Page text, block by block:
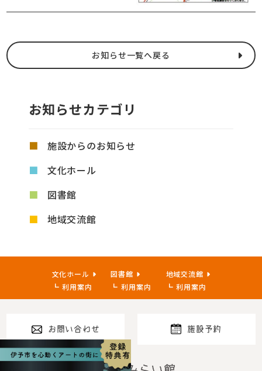
お知らせ一覧へ戻る
お知らせカテゴリ
施設からのお知らせ
文化ホール
図書館
地域交流館
文化ホール
利用案内
図書館
利用案内
地域交流館
利用案内
お問い合わせ 施設予約